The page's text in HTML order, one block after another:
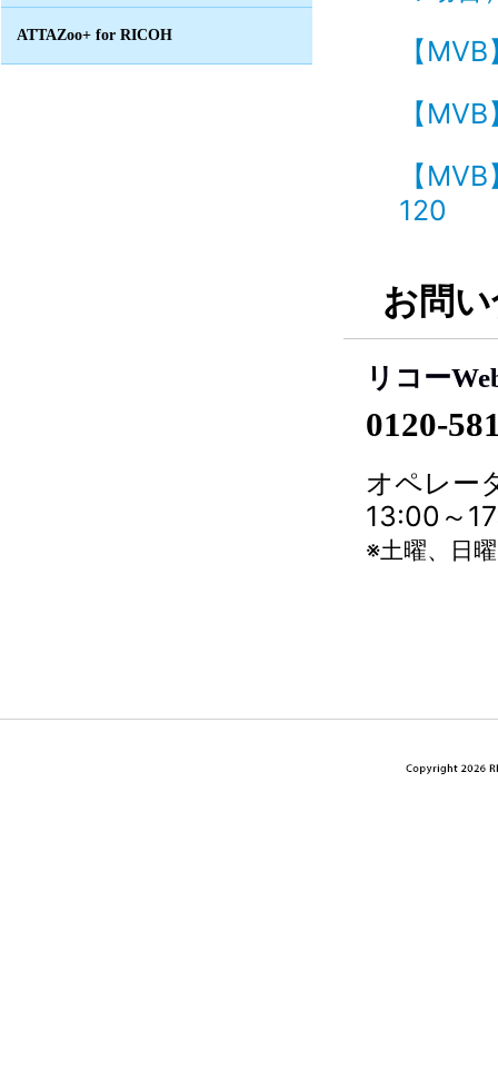
ATTAZoo+ for RICOH
【
【
【
120
お問
リコー
0120-
オペレー
13:00～
※土曜、日